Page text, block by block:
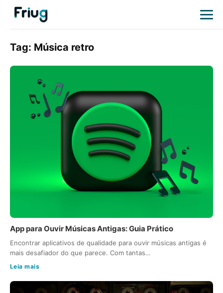
Tag: Música retro
App para Ouvir Músicas Antigas: Guia Prático
Encontrar aplicativos de qualidade para ouvir músicas antigas é
mais desafiador do que parece. Com tantas…
Leia mais